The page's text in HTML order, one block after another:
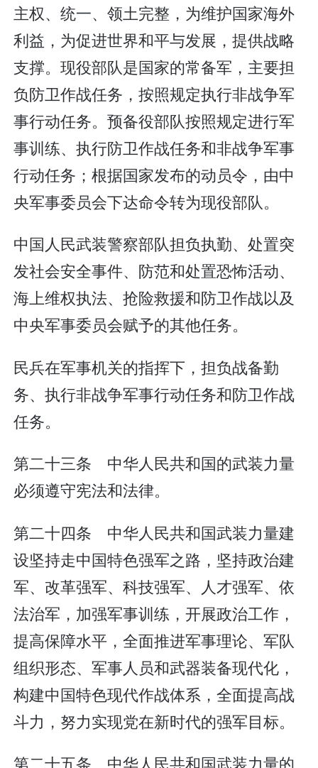
主权、统一、领土完整，为维护国家海外
利益，为促进世界和平与发展，提供战略
支撑。现役部队是国家的常备军，主要担
负防卫作战任务，按照规定执行非战争军
事行动任务。预备役部队按照规定进行军
事训练、执行防卫作战任务和非战争军事
行动任务；根据国家发布的动员令，由中
央军事委员会下达命令转为现役部队。
中国人民武装警察部队担负执勤、处置突
发社会安全事件、防范和处置恐怖活动、
海上维权执法、抢险救援和防卫作战以及
中央军事委员会赋予的其他任务。
民兵在军事机关的指挥下，担负战备勤
务、执行非战争军事行动任务和防卫作战
任务。
第二十三条 中华人民共和国的武装力量
必须遵守宪法和法律。
第二十四条 中华人民共和国武装力量建
设坚持走中国特色强军之路，坚持政治建
军、改革强军、科技强军、人才强军、依
法治军，加强军事训练，开展政治工作，
提高保障水平，全面推进军事理论、军队
组织形态、军事人员和武器装备现代化，
构建中国特色现代作战体系，全面提高战
斗力，努力实现党在新时代的强军目标。
第二十五条 中华人民共和国武装力量的